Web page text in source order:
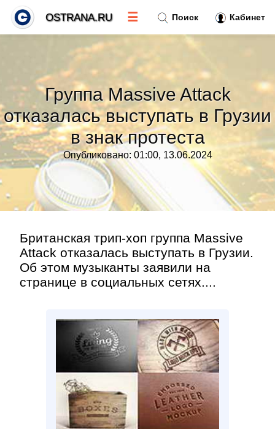
Группа Massive Attack
отказалась выступать в Грузии
в знак протеста
Опубликовано: 01:00, 13.06.2024
Британская трип-хоп группа Massive
Attack отказалась выступать в Грузии.
Об этом музыканты заявили на
странице в социальных сетях....
Поиск Кабинет
OSTRANA.RU ☰
Тренды новостей»
Рубрики»
Правила
Контакт»